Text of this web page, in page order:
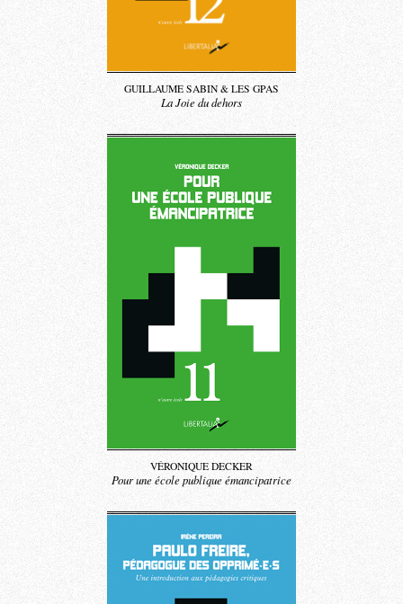
GUILLAUME SABIN & LES GPAS
La Joie du dehors
VÉRONIQUE DECKER
Pour une école publique émancipatrice